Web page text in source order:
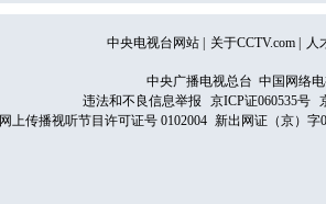
中央电视台网站 关于CCTV.com 人
中央广播电视总台 中国网络
违法和不良信息举报
京ICP证060535号
网上传播视听节目许可证号 0102004 新出网证（京）